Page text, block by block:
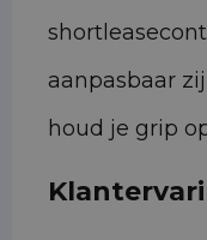
aanpasbaar
houd je grip